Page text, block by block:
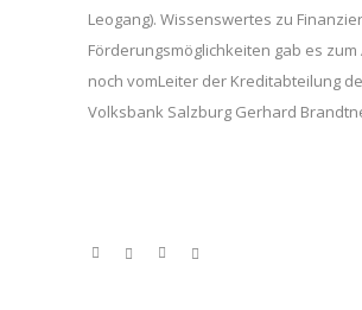
Leogang). Wissenswertes zu
Förderungsmöglichkeiten gab es zum
noch vomLeiter der Kreditabteilung
Volksbank Salzburg Gerhard